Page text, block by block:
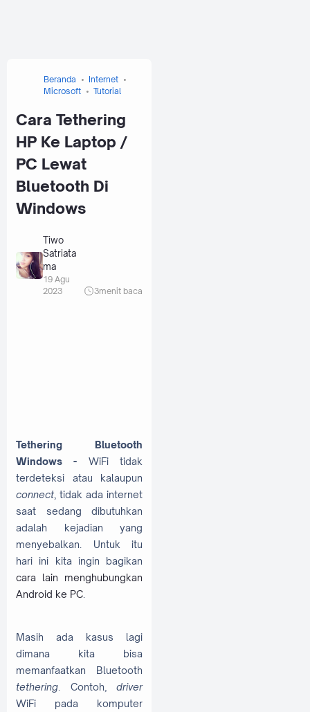
Beranda
Internet
Microsoft
Tutorial
Cara Tethering
HP Ke Laptop /
PC Lewat
Bluetooth Di
Windows
Tiwo
Satriata
ma
19 Agu
2023
3menit baca
Tethering Bluetooth
Windows - WiFi tidak
terdeteksi atau kalaupun
connect , tidak ada internet
saat sedang dibutuhkan
adalah kejadian yang
menyebalkan. Untuk itu
hari ini kita ingin bagikan
cara lain menghubungkan
Android ke PC
Masih ada kasus lagi
dimana kita bisa
memanfaatkan Bluetooth
tethering . Contoh, driver
WiFi pada komputer